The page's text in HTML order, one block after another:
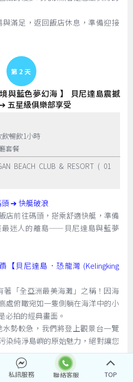
與滿足，返回飯店休息，準備迎接
Day 2
與藍色夢幻海 】 貝尼達島震撼
五星級俱樂部享受
飲暢飲1小時
套餐
BEACH CLUB & RESORT ( 01
➔ 快艇破浪
店前往碼頭，搭乘舒適快艇，準備
最迷人的離島——貝尼達島與藍夢
【貝尼達島．恐龍灣 (Kelingking
著「全亞洲最美海灘」之稱！因海
處俯瞰宛如一隻側躺在海洋中的小
必拍的經典畫面。
勢較急，我們將登上觀景台一覽
染純淨島嶼的原始魅力，絕對讓您
夢島 Lembongan Island】
私訊服務 TOP